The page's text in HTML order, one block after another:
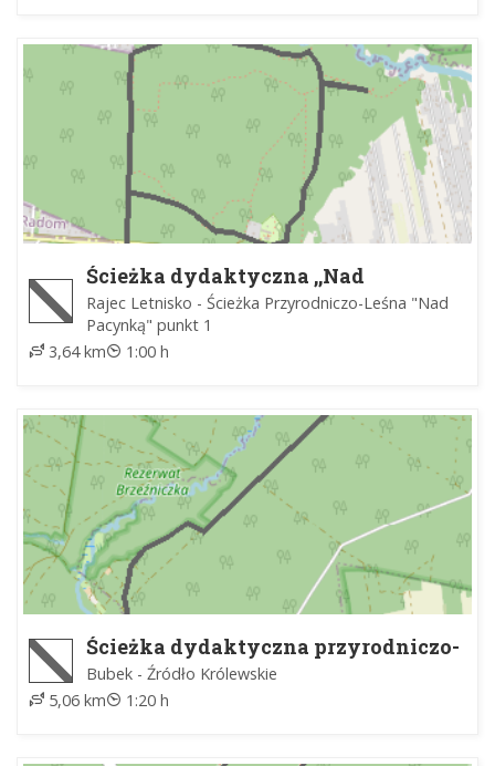
Ścieżka dydaktyczna ,,Nad
Pacynką"
Rajec Letnisko - Ścieżka Przyrodniczo-Leśna "Nad
Pacynką" punkt 1
3,64 km
1:00 h
Ścieżka dydaktyczna przyrodniczo-
leśna
Bubek - Źródło Królewskie
5,06 km
1:20 h